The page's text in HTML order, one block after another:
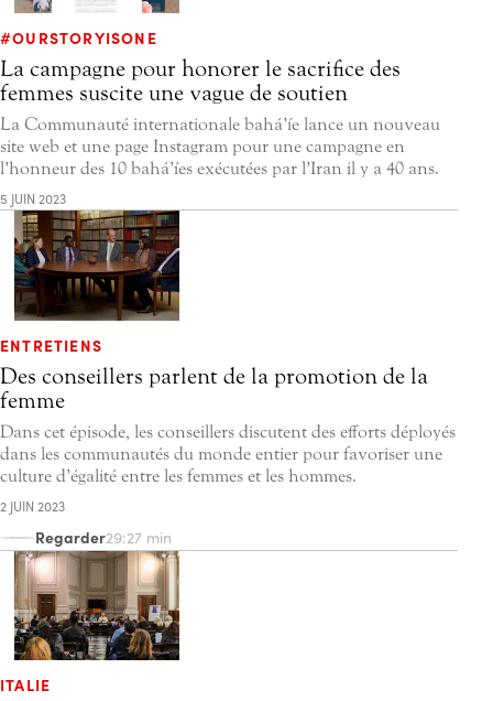
#OURSTORYISONE
La campagne pour honorer le sacrifice des
femmes suscite une vague de soutien
La Communauté internationale bahá’íe lance un nouveau
site web et une page Instagram pour une campagne en
l’honneur des 10 bahá’íes exécutées par l’Iran il y a 40 ans.
5 JUIN 2023
ENTRETIENS
Des conseillers parlent de la promotion de la
femme
Dans cet épisode, les conseillers discutent des efforts déployés
dans les communautés du monde entier pour favoriser une
culture d’égalité entre les femmes et les hommes.
2 JUIN 2023
Regarder29:27 min
ITALIE